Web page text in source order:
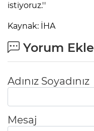
istiyoruz.''
Kaynak: İHA
Yorum Ekle
Adınız Soyadınız
Mesaj